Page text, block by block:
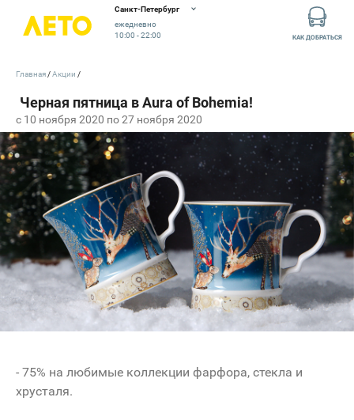
Санкт-Петербург
ежедневно
10:00 - 22:00
КАК ДОБРАТЬСЯ
c 10 ноября 2020 по 27 ноября 2020
Главная Акции
- 75% на любимые коллекции фарфора, стекла и
хрусталя.